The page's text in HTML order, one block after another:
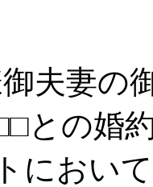
夫妻
の婚
におい